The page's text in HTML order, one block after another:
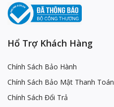
Hổ Trợ Khách Hàng
Chính Sách Bảo Hành
Chính Sách Bảo Mật Thanh Toán
Chính Sách Đổi Trả